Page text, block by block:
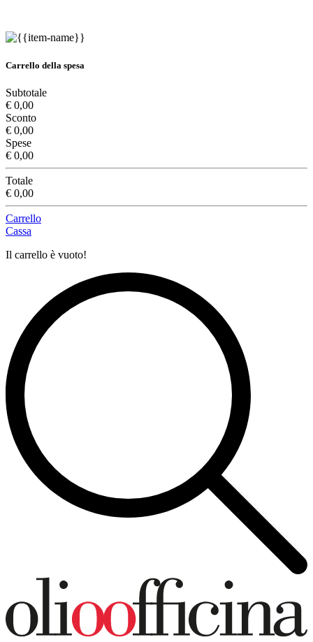
Carrello della spesa
Subtotale
€ 0,00
Sconto
€ 0,00
Spese
€ 0,00
Totale
€ 0,00
Carrello
Cassa
Il carrello è vuoto!